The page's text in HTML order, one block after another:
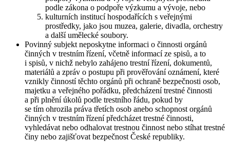
podle zákona o podpoře výzkumu a vývoje, nebo
kulturních institucí hospodařících s veřejnými
prostředky, jako jsou muzea, galerie, divadla, orchestry
a další umělecké soubory.
Povinný subjekt neposkytne informaci o činnosti orgánů
činných v trestním řízení, včetně informací ze spisů, a to
i spisů, v nichž nebylo zahájeno trestní řízení, dokumentů,
materiálů a zpráv o postupu při prověřování oznámení, které
vznikly činností těchto orgánů při ochraně bezpečnosti osob,
majetku a veřejného pořádku, předcházení trestné činnosti
a při plnění úkolů podle trestního řádu, pokud by
se tím ohrozila práva třetích osob anebo schopnost orgánů
činných v trestním řízení předcházet trestné činnosti,
vyhledávat nebo odhalovat trestnou činnost nebo stíhat trestné
činy nebo zajišťovat bezpečnost České republiky.